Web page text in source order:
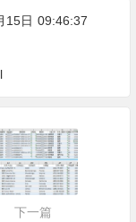
15日 09:46:37
下一篇